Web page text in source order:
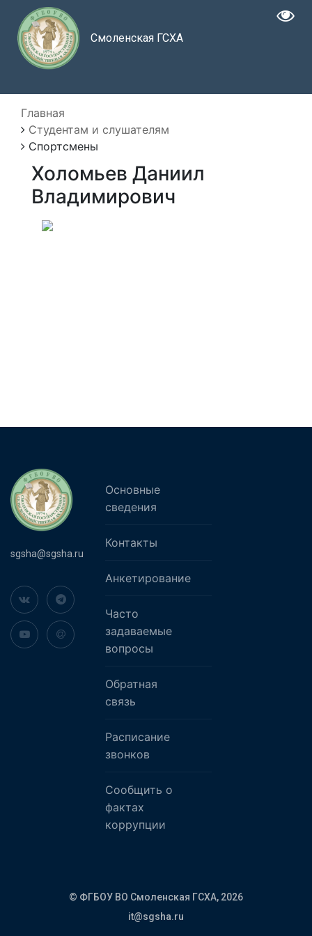
Смоленская ГСХА
Главная
Студентам и слушателям
Спортсмены
Холомьев Даниил
Владимирович
sgsha@sgsha.ru
Основные
сведения
Контакты
Анкетирование
Часто
задаваемые
вопросы
Обратная
связь
Расписание
звонков
Сообщить о
фактах
коррупции
© ФГБОУ ВО Смоленская ГСХА, 2026
it@sgsha.ru